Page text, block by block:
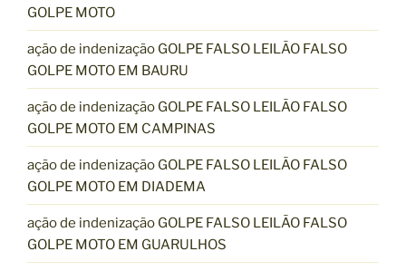
GOLPE MOTO
ação de indenização GOLPE FALSO LEILÃO FALSO
GOLPE MOTO EM BAURU
ação de indenização GOLPE FALSO LEILÃO FALSO
GOLPE MOTO EM CAMPINAS
ação de indenização GOLPE FALSO LEILÃO FALSO
GOLPE MOTO EM DIADEMA
ação de indenização GOLPE FALSO LEILÃO FALSO
GOLPE MOTO EM GUARULHOS